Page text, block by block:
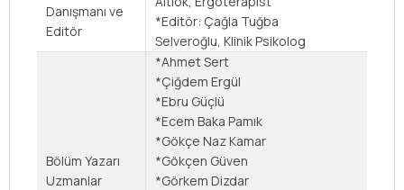
Danışmanı ve
Editör
*Editör: Çağla Tuğba
Selveroğlu, Klinik Psikolog
Bölüm Yazarı
Uzmanlar
*Ahmet Sert
*Çiğdem Ergül
*Ebru Güçlü
*Ecem Baka Pamık
*Gökçe Naz Kamar
*Gökçen Güven
*Görkem Dizdar